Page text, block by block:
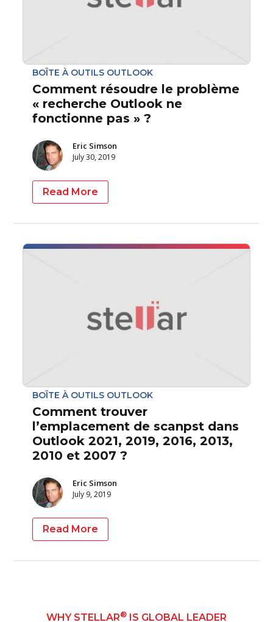
BOÎTE À OUTILS OUTLOOK
Comment résoudre le problème
« recherche Outlook ne
fonctionne pas » ?
Eric Simson
July 30, 2019
Read More
BOÎTE À OUTILS OUTLOOK
Comment trouver
l’emplacement de scanpst dans
Outlook 2021, 2019, 2016, 2013,
2010 et 2007 ?
Eric Simson
July 9, 2019
Read More
WHY STELLAR® IS GLOBAL LEADER